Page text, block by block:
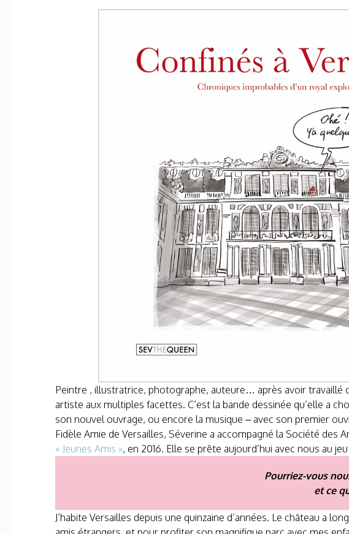
Peintre , illustratrice, photographe, auteure… après avoir travaillé
artiste aux multiples facettes. C’est la bande dessinée qu’elle a
son nouvel ouvrage, ou encore la musique – avec son premier
Fidèle Amie de Versailles, Séverine a accompagné la Société des
« Jeunes Amis », en 2016. Elle se prête aujourd’hui avec nous au
Pourriez-vous
et ce
J’habite Versailles depuis une quinzaine d’années. Le château a